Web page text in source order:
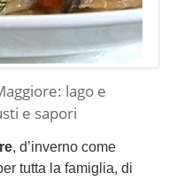
lago e
e sapori
, d’inverno come
tutta la famiglia, di